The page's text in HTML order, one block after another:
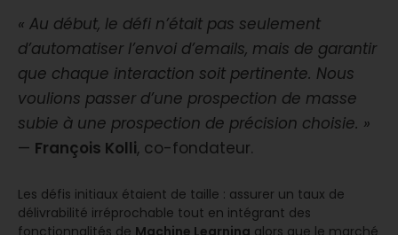
« Au début, le défi n’était pas seulement
d’automatiser l’envoi d’emails, mais de garantir
que chaque interaction soit pertinente. Nous
voulions passer d’une prospection de masse
subie à une prospection de précision choisie. »
— François Kolli, co-fondateur.
Les défis initiaux étaient de taille : assurer un taux de
délivrabilité irréprochable tout en intégrant des